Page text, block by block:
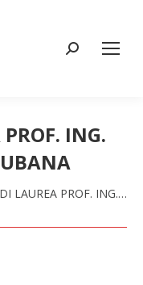
Cerca:
ING.
LAUREA PROF. ING.…